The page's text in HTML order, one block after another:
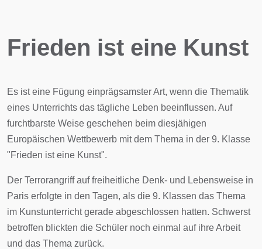
Frieden ist eine Kunst
Es ist eine Fügung einprägsamster Art, wenn die Thematik
eines Unterrichts das tägliche Leben beeinflussen. Auf
furchtbarste Weise geschehen beim diesjähigen
Europäischen Wettbewerb mit dem Thema in der 9. Klasse
"Frieden ist eine Kunst".
Der Terrorangriff auf freiheitliche Denk- und Lebensweise in
Paris erfolgte in den Tagen, als die 9. Klassen das Thema
im Kunstunterricht gerade abgeschlossen hatten. Schwerst
betroffen blickten die Schüler noch einmal auf ihre Arbeit
und das Thema zurück.